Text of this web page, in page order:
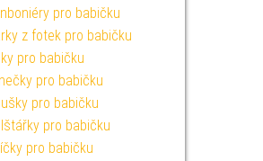
pro babičku
z fotek pro babičku
pro babičku
pro babičku
pro babičku
pro babičku
pro babičku